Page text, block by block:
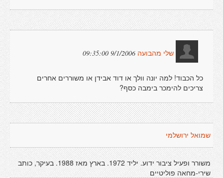
שלי מהבועה 9/1/2006 09:35:00
כל הכבוד! למה יונה וולך או דוד אבידן או משוררים אחרים
צריכים להימכר בימבה כסף?
שמואל ירושלמי
משורר ופעיל ציבור ידוע. יליד 1972. בארץ מאז 1988. בעיקר, כותב
שירי-מחאה פוליטיים